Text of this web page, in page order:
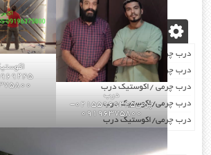
درب
چرمی02155969245-
09196375800
نوشته‌های تازه
درب چرمی/اکوستیک درب
درب چرمی/اکوستیک درب
درب چرمی /اکوستیک درب
درب چرمی/اکوستیک درب
درب چرمی/اکوستیک درب